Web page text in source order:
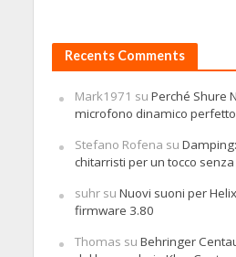
Recents Comments
Mark1971 su Perché Shure
microfono dinamico
Stefano Rofena su
chitarristi per un tocco
suhrsu Nuovi suoni per
firmware 3.80
Thomas su Behringer